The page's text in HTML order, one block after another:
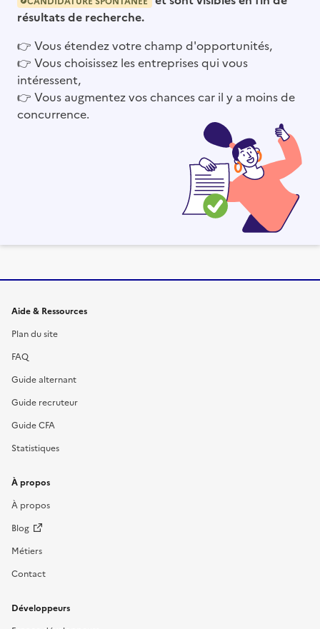
résultats de recherche.
👉 Vous étendez votre champ d'opportunités,
👉 Vous choisissez les entreprises qui vous
intéressent,
👉 Vous augmentez vos chances car il y a moins de
concurrence.
Informations et liens du site
Aide & Ressources
Plan du site
FAQ
Guide alternant
Guide recruteur
Guide CFA
Statistiques
À propos
À propos
Blog
Métiers
Contact
Développeurs